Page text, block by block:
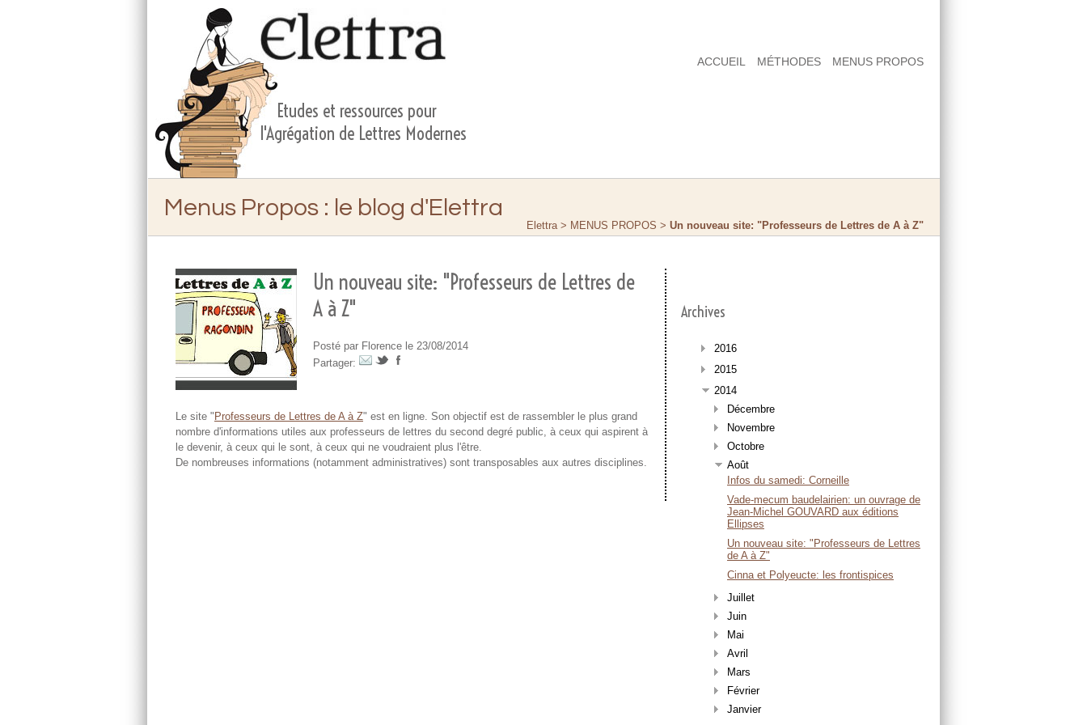
Etudes et ressources pour
l'Agrégation de Lettres Modernes
ACCUEIL MÉTHODES MENUS PROPOS
Menus Propos: le blog d'Elettra
Elettra > MENUS PROPOS > Un nouveau site: "Professeurs de Lettres de A à Z"
Un nouveau site: "Professeurs de Lettres de
A à Z"
Posté par Florence le 23/08/2014
Partager:
Le site " Professeurs de Lettres de A à Z" est en ligne. Son objectif est de rassembler le plus grand
nombre d'informations utiles aux professeurs de lettres du second degré public, à ceux qui aspirent à
le devenir, à ceux qui le sont, à ceux qui ne voudraient plus l'être.
De nombreuses informations (notamment administratives) sont transposables aux autres disciplines.
Archives
2016
2015
2014
Décembre
Novembre
Octobre
Août
Infos du samedi: Corneille
Vade-mecum baudelairien: un ouvrage de
Jean-Michel GOUVARD aux éditions
Ellipses
Un nouveau site: "Professeurs de Lettres
de A à Z"
Cinna et Polyeucte: les frontispices
Juillet
Juin
Mai
Avril
Mars
Février
Janvier